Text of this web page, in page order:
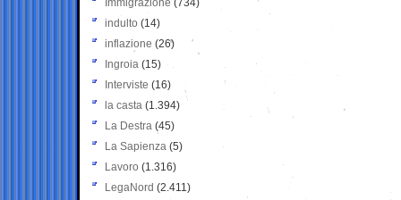
Immigrazione (734)
indulto (14)
inflazione (26)
Ingroia (15)
Interviste (16)
la casta (1.394)
La Destra (45)
La Sapienza (5)
Lavoro (1.316)
LegaNord (2.411)